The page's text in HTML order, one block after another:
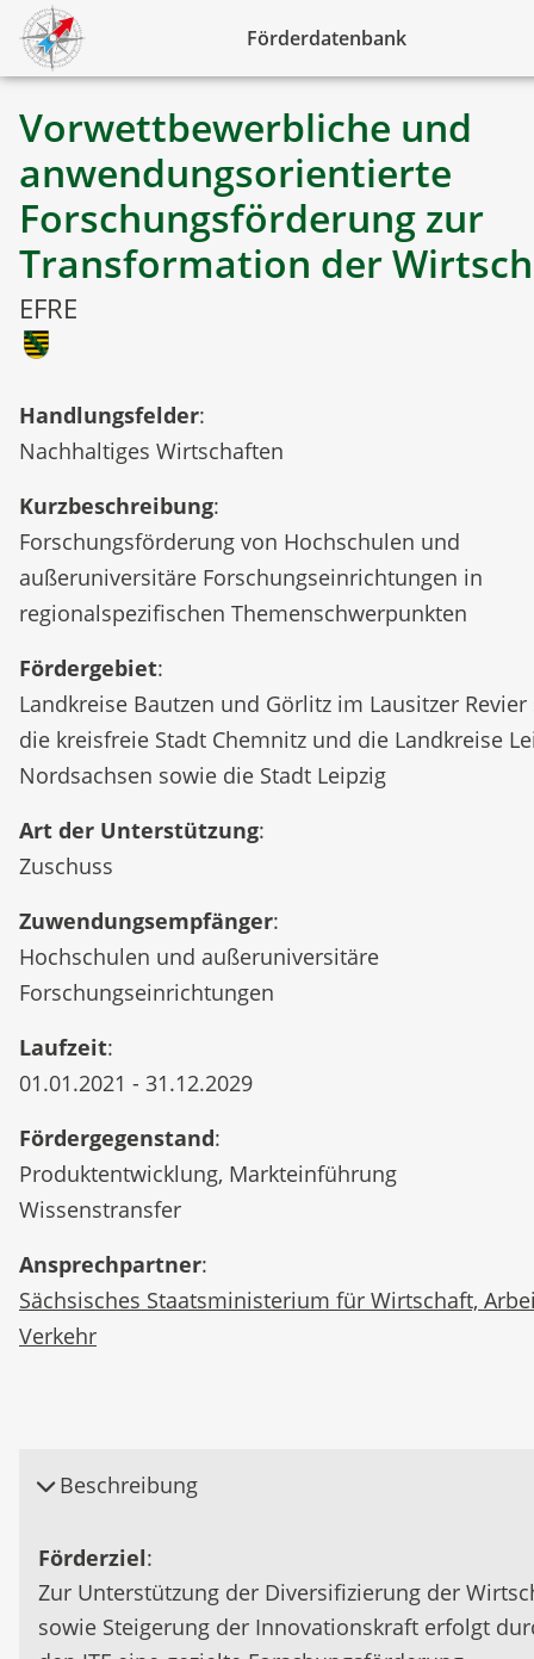
Förderdatenbank
Vorwettbewerbliche und
anwendungsorientierte
Forschungsförderung zur
Transformation der
EFRE
Handlungsfelder:
Nachhaltiges Wirtschaften
Kurzbeschreibung:
Forschungsförderung von Hochschulen und
außeruniversitäre Forschungseinrichtungen in
regionalspezifischen Themenschwerpunkten
Fördergebiet:
Landkreise Bautzen und Görlitz im Lausitzer
die kreisfreie Stadt Chemnitz und die Landkreise
Nordsachsen sowie die Stadt Leipzig
Art der Unterstützung:
Zuschuss
Zuwendungsempfänger:
Hochschulen und außeruniversitäre
Forschungseinrichtungen
Laufzeit:
01.01.2021 - 31.12.2029
Fördergegenstand:
Produktentwicklung, Markteinführung
Wissenstransfer
Ansprechpartner:
Sächsisches Staatsministerium für Wirtschaft,
Verkehr
Beschreibung
Förderziel:
Zur Unterstützung der Diversifizierung der
sowie Steigerung der Innovationskraft erfolgt